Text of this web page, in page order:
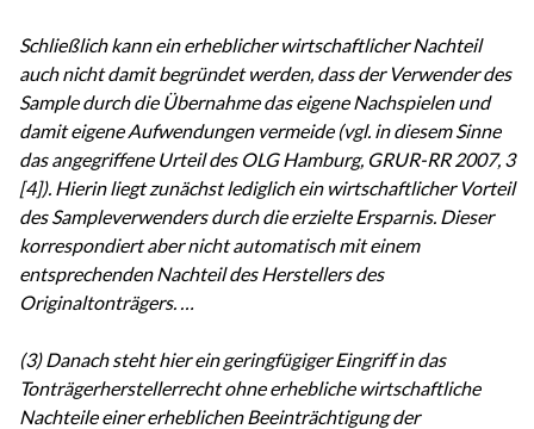
Schließlich kann ein erheblicher wirtschaftlicher Nachteil
auch nicht damit begründet werden, dass der Verwender des
Sample durch die Übernahme das eigene Nachspielen und
damit eigene Aufwendungen vermeide (vgl. in diesem Sinne
das angegriffene Urteil des OLG Hamburg, GRUR-RR 2007, 3
[4]). Hierin liegt zunächst lediglich ein wirtschaftlicher Vorteil
des Sampleverwenders durch die erzielte Ersparnis. Dieser
korrespondiert aber nicht automatisch mit einem
entsprechenden Nachteil des Herstellers des
Originaltonträgers. …
(3) Danach steht hier ein geringfügiger Eingriff in das
Tonträgerherstellerrecht ohne erhebliche wirtschaftliche
Nachteile einer erheblichen Beeinträchtigung der